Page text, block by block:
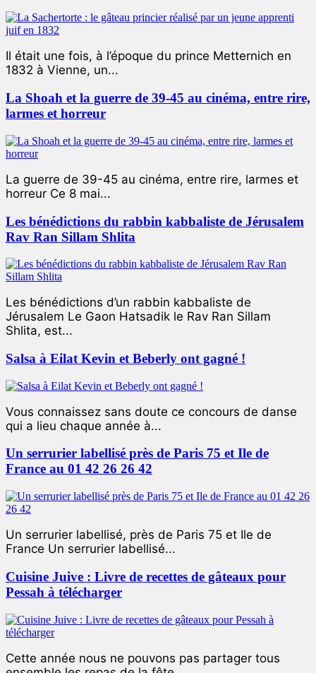
Il était une fois, à l’époque du prince Metternich en
1832 à Vienne, un...
La Shoah et la guerre de 39-45 au cinéma, entre rire,
larmes et horreur
La guerre de 39-45 au cinéma, entre rire, larmes et
horreur Ce 8 mai...
Les bénédictions du rabbin kabbaliste de Jérusalem
Rav Ran Sillam Shlita
Les bénédictions d’un rabbin kabbaliste de
Jérusalem Le Gaon Hatsadik le Rav Ran Sillam
Shlita, est...
Salsa à Eilat Kevin et Beberly ont gagné !
Vous connaissez sans doute ce concours de danse
qui a lieu chaque année à...
Un serrurier labellisé près de Paris 75 et Ile de
France au 01 42 26 26 42
Un serrurier labellisé, près de Paris 75 et Ile de
France Un serrurier labellisé...
Cuisine Juive : Livre de recettes de gâteaux pour
Pessah à télécharger
Cette année nous ne pouvons pas partager tous